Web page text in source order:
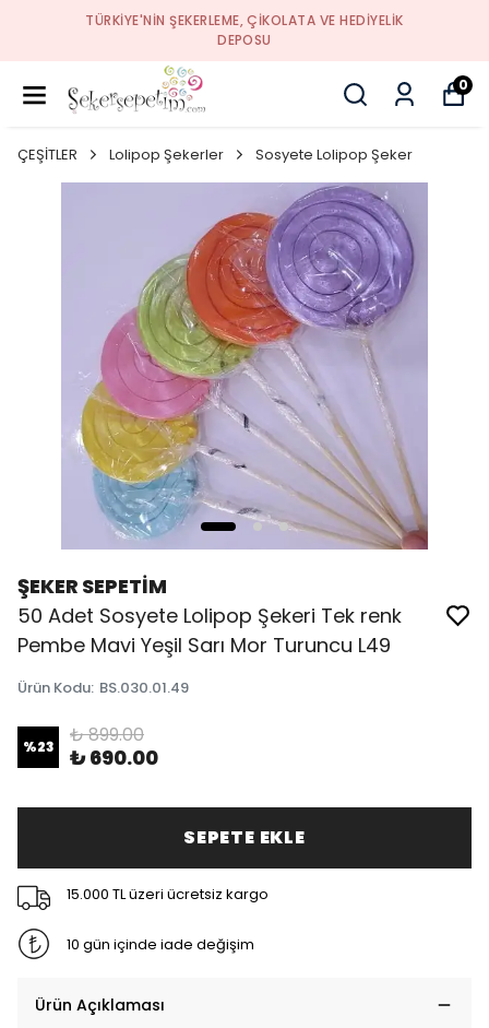
TÜRKIYE'NIN ŞEKERLEME, ÇIKOLATA VE HEDIYELIK
DEPOSU
0
ÇEŞİTLER Lolipop Şekerler Sosyete Lolipop Şeker
ŞEKER SEPETİM
50 Adet Sosyete Lolipop Şekeri Tek renk
Pembe Mavi Yeşil Sarı Mor Turuncu L49
Ürün Kodu: BS.030.01.49
%23 ₺ 899.00
₺ 690.00
SEPETE EKLE
15.000 TL üzeri ücretsiz kargo
10 gün içinde iade değişim
Ürün Açıklaması